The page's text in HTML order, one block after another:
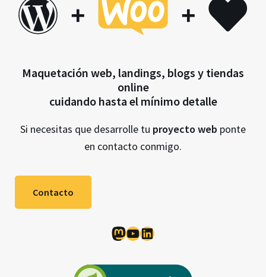
+ +
Maquetación web, landings, blogs y tiendas
online
cuidando hasta el mínimo detalle
Si necesitas que desarrolle tu proyecto web ponte
en contacto conmigo.
Contacto
Mastodon
YouTube
LinkedIn